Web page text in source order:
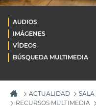
AUDIOS
IMÁGENES
VÍDEOS
BÚSQUEDA MULTIMEDIA
ACTUALIDAD
SALA
RECURSOS MULTIMEDIA